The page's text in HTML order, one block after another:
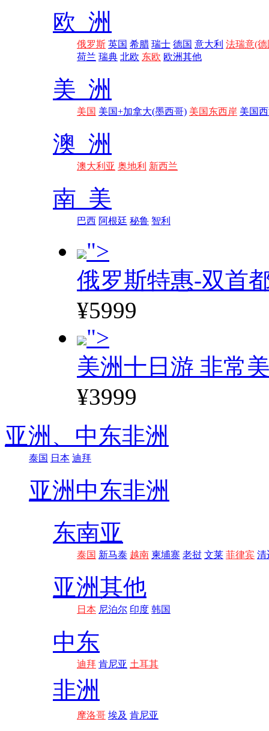
欧 洲
俄罗斯 英国 希腊 瑞士 德国 意大利 法瑞意(德
荷兰 瑞典 北欧 东欧 欧洲其他
美 洲
美国 美国+加拿大(墨西哥) 美国东西岸 美国
澳 洲
澳大利亚 奥地利 新西兰
南 美
巴西 阿根廷 秘鲁 智利
">
俄罗斯特惠-双首
¥5999
">
美洲十日游 非常
¥3999
亚洲、 中东非洲
泰国 日本 迪拜
亚洲 中东非洲
东南亚
泰国 新马泰 越南 柬埔寨 老挝 文莱 菲律宾 清
亚洲其他
日本 尼泊尔 印度 韩国
中东
迪拜 肯尼亚 土耳其
非洲
摩洛哥 埃及 肯尼亚